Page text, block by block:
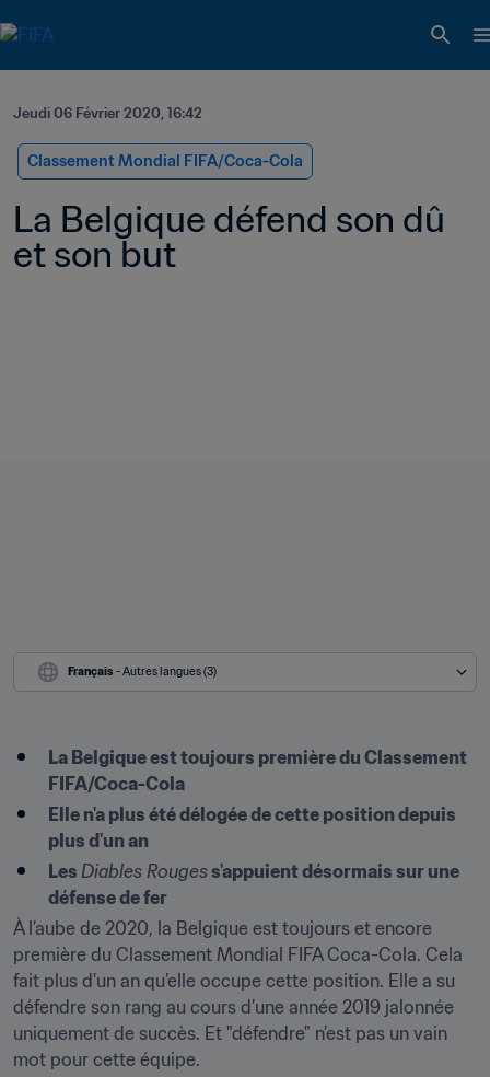
Jeudi 06 Février 2020, 16:42
Classement Mondial FIFA/Coca-Cola
La Belgique défend son dû
et son but
Français - Autres langues (3)
La Belgique est toujours première du Classement
FIFA/Coca-Cola
Elle n'a plus été délogée de cette position depuis
plus d'un an
Les Diables Rouges s'appuient désormais sur une
défense de fer
À l’aube de 2020, la Belgique est toujours et encore
première du Classement Mondial FIFA Coca-Cola. Cela
fait plus d'un an qu’elle occupe cette position. Elle a su
défendre son rang au cours d’une année 2019 jalonnée
uniquement de succès. Et "défendre" n’est pas un vain
mot pour cette équipe.